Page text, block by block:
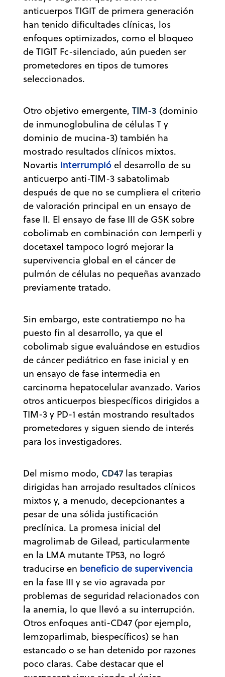
anticuerpos TIGIT de primera generación
han tenido dificultades clínicas, los
enfoques optimizados, como el bloqueo
de TIGIT Fc-silenciado, aún pueden ser
prometedores en tipos de tumores
seleccionados.
Otro objetivo emergente, TIM-3 (dominio
de inmunoglobulina de células T y
dominio de mucina-3) también ha
mostrado resultados clínicos mixtos.
Novartis interrumpió el desarrollo de su
anticuerpo anti-TIM-3 sabatolimab
después de que no se cumpliera el criterio
de valoración principal en un ensayo de
fase II. El ensayo de fase III de GSK sobre
cobolimab en combinación con Jemperli y
docetaxel tampoco logró mejorar la
supervivencia global en el cáncer de
pulmón de células no pequeñas avanzado
previamente tratado.
Sin embargo, este contratiempo no ha
puesto fin al desarrollo, ya que el
cobolimab sigue evaluándose en estudios
de cáncer pediátrico en fase inicial y en
un ensayo de fase intermedia en
carcinoma hepatocelular avanzado. Varios
otros anticuerpos biespecíficos dirigidos a
TIM-3 y PD-1 están mostrando resultados
prometedores y siguen siendo de interés
para los investigadores.
Del mismo modo, CD47 las terapias
dirigidas han arrojado resultados clínicos
mixtos y, a menudo, decepcionantes a
pesar de una sólida justificación
preclínica. La promesa inicial del
magrolimab de Gilead, particularmente
en la LMA mutante TP53, no logró
traducirse en beneficio de supervivencia
en la fase III y se vio agravada por
problemas de seguridad relacionados con
la anemia, lo que llevó a su interrupción.
Otros enfoques anti-CD47 (por ejemplo,
lemzoparlimab, biespecíficos) se han
estancado o se han detenido por razones
poco claras. Cabe destacar que el